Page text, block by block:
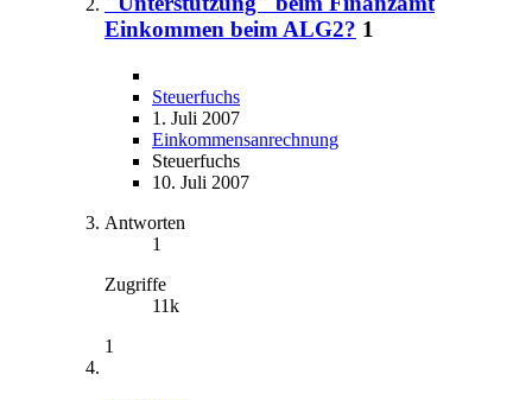
Einkommen beim ALG2? 1
Steuerfuchs
1. Juli 2007
Einkommensanrechnung
Steuerfuchs
10. Juli 2007
Antworten
1
Zugriffe
11k
1